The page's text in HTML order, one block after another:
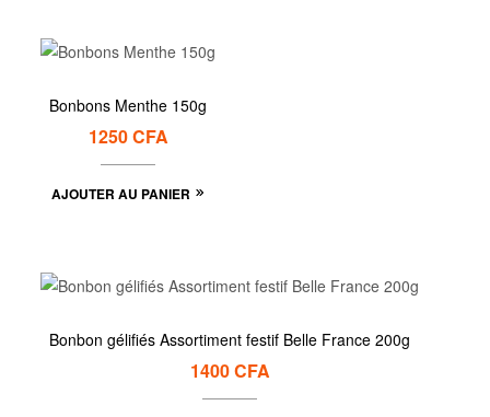
Bonbons Menthe 150g
1250CFA
AJOUTER AU PANIER
Bonbon gélifiés Assortiment festif Belle France 200g
1400CFA